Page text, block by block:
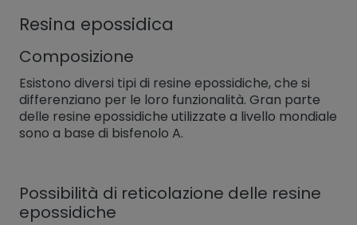
Resina epossidica
Composizione
Esistono diversi tipi di resine epossidiche, che si
differenziano per le loro funzionalità. Gran parte
delle resine epossidiche utilizzate a livello mondiale
sono a base di bisfenolo A.
Possibilità di reticolazione delle resine
epossidiche